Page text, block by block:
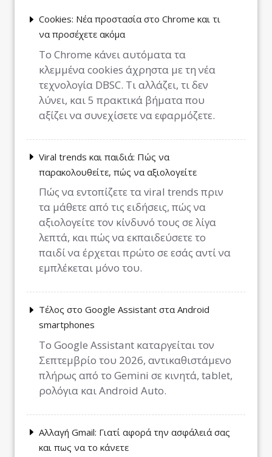
Cookies: Νέα προστασία στο Chrome και τι
να προσέχετε ακόμα
Το Chrome κάνει αυτόματα τα
κλεμμένα cookies άχρηστα με τη νέα
τεχνολογία DBSC. Τι αλλάζει, τι δεν
λύνει, και 5 πρακτικά βήματα που
αξίζει να συνεχίσετε να εφαρμόζετε.
Viral trends και παιδιά: Πώς να
παρακολουθείτε, πώς να αξιολογείτε
Πώς να εντοπίζετε τα viral trends πριν
τα μάθετε από τις ειδήσεις, πώς να
αξιολογείτε τον κίνδυνό τους σε λίγα
λεπτά, και πώς να εκπαιδεύσετε το
παιδί να έρχεται πρώτο σε εσάς αντί να
εμπλέκεται μόνο του.
Τέλος στο Google Assistant στα Android
smartphones
Το Google Assistant καταργείται τον
Σεπτεμβρίο του 2026, αντικαθιστάμενο
πλήρως από το Gemini σε κινητά, tablet,
ρολόγια και Android Auto.
Αλλαγή Gmail: Γιατί αφορά την ασφάλειά σας
και πως να το κάνετε